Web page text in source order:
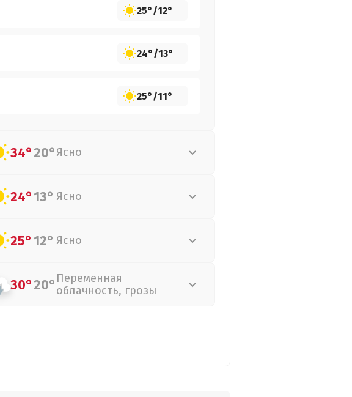
25°/12°
24°/13°
25°/11°
34°20°Ясно
24°13° Ясно
25°12° Ясно
30°20° Переменная
облачность, грозы